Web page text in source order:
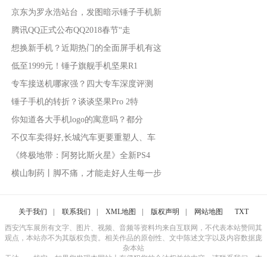
京东为罗永浩站台，发图暗示锤子手机新
腾讯QQ正式公布QQ2018春节“走
想换新手机？近期热门的全面屏手机有这
低至1999元！锤子旗舰手机坚果R1
专车接送机哪家强？四大专车深度评测
锤子手机的转折？谈谈坚果Pro 2特
你知道各大手机logo的寓意吗？都分
不仅车卖得好,长城汽车更要重塑人、车
《终极地带：阿努比斯火星》全新PS4
横山制药丨脚不痛，才能走好人生每一步
关于我们 联系我们 XML地图 版权声明 网站地图
TXT
西安汽车展所有文字、图片、视频、音频等资料均来自互联网，不代表本站赞同其
观点，本站亦不为其版权负责。相关作品的原创性、文中陈述文字以及内容数据庞
杂本站